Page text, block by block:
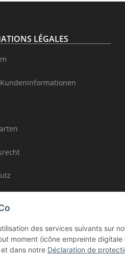
des services suivants sur
moment (icône empreinte
dans notre Déclaration de
LÉGALES